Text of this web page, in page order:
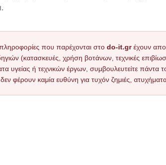
που παρέχονται στο do-it.grέχουν
(κατασκευές, χρήση βοτάνων, τεχνικές
υγείας ή τεχνικών έργων, συμβουλευτείτε πάντα
φέρουν καμία ευθύνη για τυχόν ζημιές,